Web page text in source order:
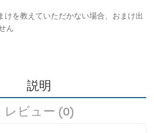
けを教えていただかない場合、おまけ出
ん
説明
レビュー (0)